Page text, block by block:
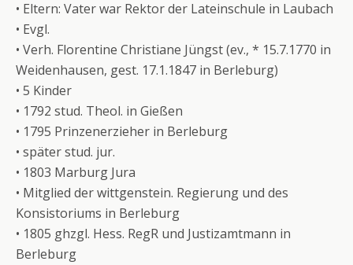
• Eltern: Vater war Rektor der Lateinschule in Laubach
• Evgl.
• Verh. Florentine Christiane Jüngst (ev., * 15.7.1770 in
Weidenhausen, gest. 17.1.1847 in Berleburg)
• 5 Kinder
• 1792 stud. Theol. in Gießen
• 1795 Prinzenerzieher in Berleburg
• später stud. jur.
• 1803 Marburg Jura
• Mitglied der wittgenstein. Regierung und des
Konsistoriums in Berleburg
• 1805 ghzgl. Hess. RegR und Justizamtmann in
Berleburg